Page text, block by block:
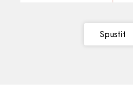
Spustit